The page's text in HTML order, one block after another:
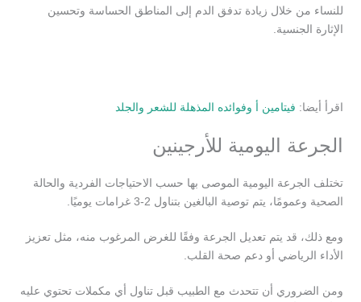
للنساء من خلال زيادة تدفق الدم إلى المناطق الحساسة وتحسين
الإثارة الجنسية.
اقرأ أيضا: فيتامين أ وفوائده المذهلة للشعر والجلد
الجرعة اليومية للأرجينين
تختلف الجرعة اليومية الموصى بها حسب الاحتياجات الفردية والحالة
الصحية وعمومًا، يتم توصية البالغين بتناول 2-3 غرامات يوميًا.
ومع ذلك، قد يتم تعديل الجرعة وفقًا للغرض المرغوب منه، مثل تعزيز
الأداء الرياضي أو دعم صحة القلب.
ومن الضروري أن تتحدث مع الطبيب قبل تناول أي مكملات تحتوي عليه